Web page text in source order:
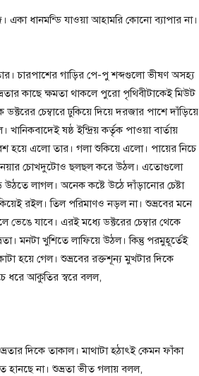
ধানমন্ডি যাওয়া আহামরি কোনো ব্যাপার না।
চারপাশের গাড়ির পে-পু শব্দগুলো ভীষণ অসহ্য
কাছে ক্ষমতা থাকলে পুরো পৃথিবীটাকেই মিউট
চেম্বারে ঢুকিয়ে দিয়ে দরজার পাশে দাঁড়িয়ে
ষষ্ঠ ইন্দ্রিয় কর্তৃক পাওয়া বার্তায়
হয়ে এলো তার। গলা শুকিয়ে এলো। পায়ের নিচে
তনয়ার চোখদুটোও ছলছল করে উঠল। এতোগুলো
লাগল। অনেক কষ্টে উঠে দাঁড়ানোর চেষ্টা
রইল। তিল পরিমাণও নড়ল না। শুভ্রবের মনে
যাবে। এরই মধ্যে ডক্টরের চেম্বার থেকে
মনটা খুশিতে লাফিয়ে উঠল। কিন্তু পরমুহূর্তেই
হয়ে গেল। শুভ্রবের রক্তশূন্য মুখটার দিকে
ধরে আকুতির স্বরে বলল,
দিকে তাকাল। মাথাটা হঠাৎই কেমন ফাঁকা
হানছে না। শুভ্রতা ভীত গলায় বলল,